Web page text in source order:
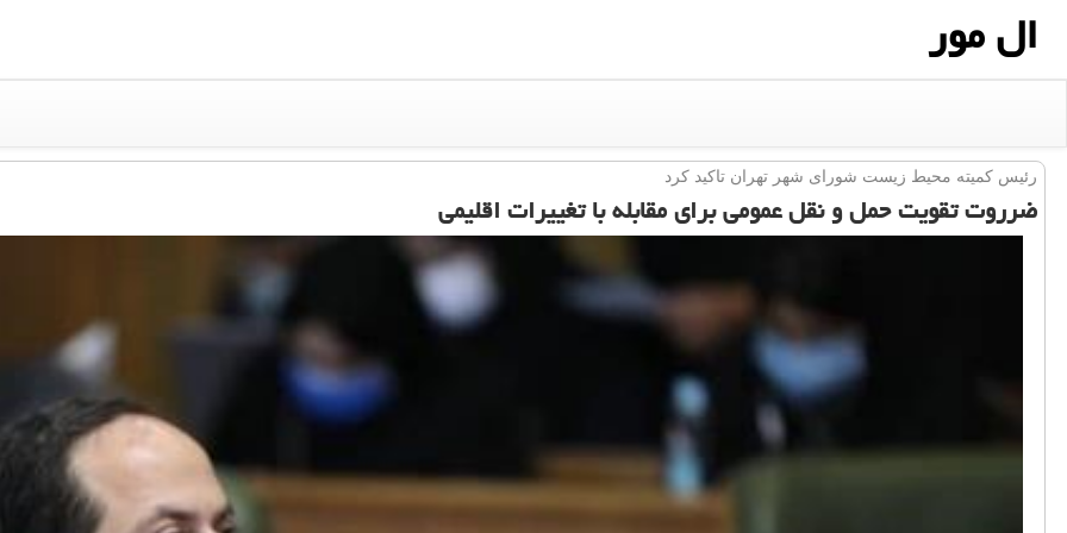
ال مور
رئیس كمیته محیط زیست شورای شهر تهران تاكید كرد
ضرروت تقویت حمل و نقل عمومی برای مقابله با تغییرات اقلیمی